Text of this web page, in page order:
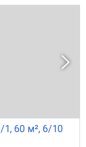
1, 60 м², 6/10